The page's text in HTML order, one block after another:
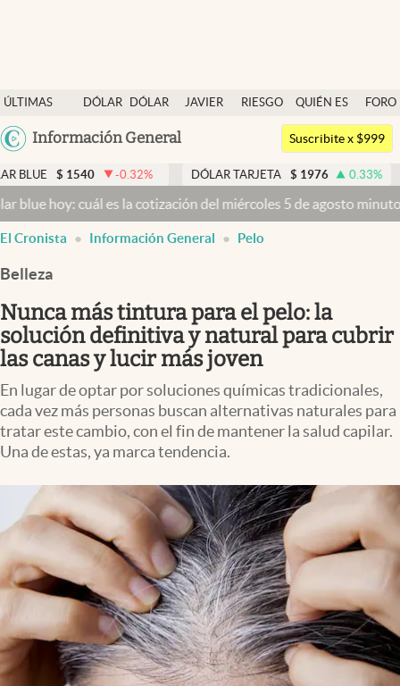
ÚLTIMAS
NOTICIAS
DÓLAR
DÓLAR
JAVIER
RIESGO
QUIÉN ES
QUIÉN
FORO
Argentina
México
Información General
Dólar
Members
Economía y Política
Finanzas y Mercados
Mercados Online
Negocios
Columnistas
Otras secciones
Infotechnology
Clase
Mundial 2026
Eventos Corporativos
El Cronista Studio
Mediakit
abre en nueva pestaña
Argentina
Suscribite x $999
-0.32% DÓLAR TARJETA $ 1976 0.33% DÓLAR MEP
la cotización del miércoles 5 de agosto minuto a minutoDólar
El Cronista Información General Pelo
Belleza
Nunca más tintura para el pelo: la
solución definitiva y natural para cubrir
las canas y lucir más joven
En lugar de optar por soluciones químicas tradicionales,
cada vez más personas buscan alternativas naturales para
tratar este cambio, con el fin de mantener la salud capilar.
Una de estas, ya marca tendencia.